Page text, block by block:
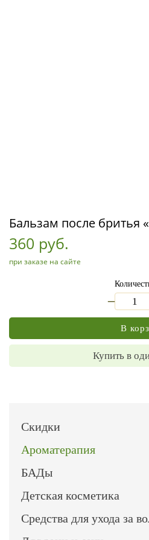
Скидки
Ароматерапия
БАДы
Детская косметика
Средства для ухода за
Бальзам после бритья
360 руб.
при заказе на сайте
В
Купить в